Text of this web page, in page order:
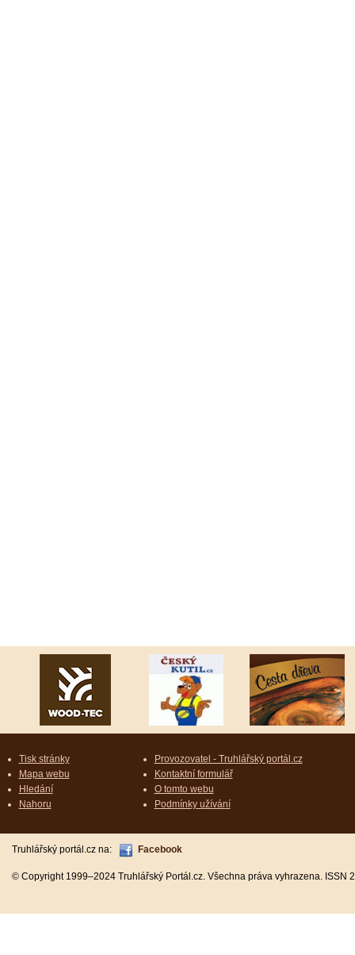
Tisk stránky
Mapa webu
Hledání
Nahoru
Provozovatel - Truhlářský portál.cz
Kontaktní formulář
O tomto webu
Podmínky užívání
Truhlářský portál.cz na: Facebook
© Copyright 1999–2024 Truhlářský Portál.cz. Všechna práva vyhrazena.